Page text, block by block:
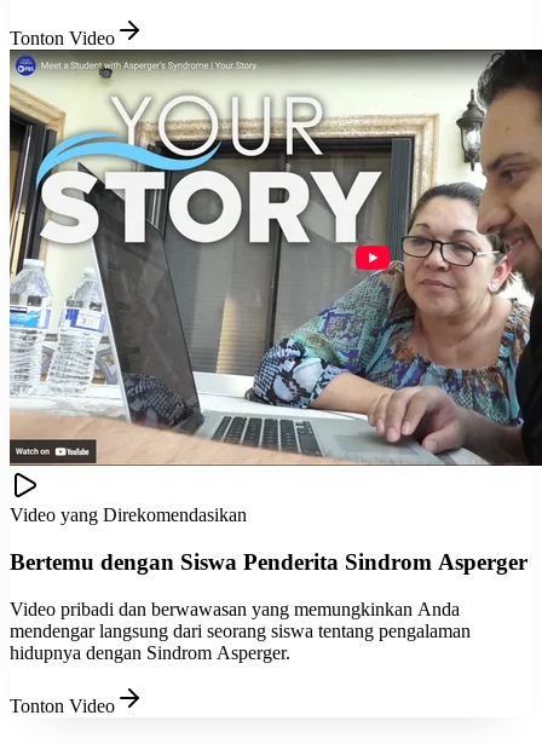
Tonton Video
Video yang Direkomendasikan
Bertemu dengan Siswa Penderita Sindrom Asperger
Video pribadi dan berwawasan yang memungkinkan Anda
mendengar langsung dari seorang siswa tentang pengalaman
hidupnya dengan Sindrom Asperger.
Tonton Video